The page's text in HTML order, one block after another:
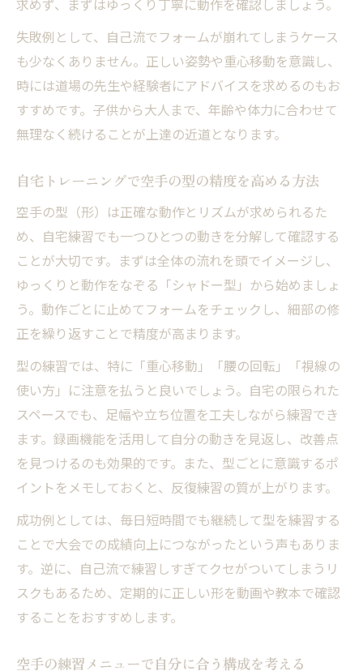
子供向け空手練習メニューで楽しさをプラ
ス
ゲーム感覚で空手の基本を身につける練習
法
空手の練習で子供のやる気を引き出すコツ
空手初心者の子供でも安心の練習ポイント
空手を強くするための日常トレーニング術
空手が強くなる日常トレーニングの実践法
毎日できる空手基礎トレーニングの習慣化
空手のフォームを整える日常動作のポイン
体幹強化で空手の攻防力を高めるトレーニ
ング
自宅練習で型と基本を磨く方法とは
空手の型を自宅で反復練習するためのコツ
鏡を使った空手基本動作のチェックポイン
空手の型と基本を両立する練習メニュー
自宅トレーニングで型の完成度を上げる方
法
空手基礎トレーニングの効果的な取り入れ
柔軟性向上で空手の技に差をつける秘訣
求めず、まずはゆっくり丁寧に動作を確認しましょう。
失敗例として、自己流でフォームが崩れてしまうケース
も少なくありません。正しい姿勢や重心移動を意識し、
時には道場の先生や経験者にアドバイスを求めるのもお
すすめです。子供から大人まで、年齢や体力に合わせて
無理なく続けることが上達の近道となります。
自宅トレーニングで空手の型の精度を高める方法
空手の型（形）は正確な動作とリズムが求められるた
め、自宅練習でも一つひとつの動きを分解して確認する
ことが大切です。まずは全体の流れを頭でイメージし、
ゆっくりと動作をなぞる「シャドー型」から始めましょ
う。動作ごとに止めてフォームをチェックし、細部の修
正を繰り返すことで精度が高まります。
型の練習では、特に「重心移動」「腰の回転」「視線の
使い方」に注意を払うと良いでしょう。自宅の限られた
スペースでも、足幅や立ち位置を工夫しながら練習でき
ます。録画機能を活用して自分の動きを見返し、改善点
を見つけるのも効果的です。また、型ごとに意識するポ
イントをメモしておくと、反復練習の質が上がります。
成功例としては、毎日短時間でも継続して型を練習する
ことで大会での成績向上につながったという声もありま
す。逆に、自己流で練習しすぎてクセがついてしまうリ
スクもあるため、定期的に正しい形を動画や教本で確認
することをおすすめします。
空手の練習メニューで自分に合う構成を考える